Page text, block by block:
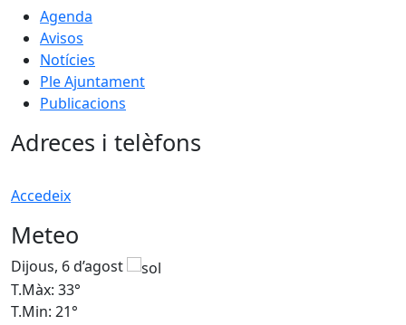
Agenda
Avisos
Notícies
Ple Ajuntament
Publicacions
Adreces i telèfons
Accedeix
Meteo
Dijous, 6 d’agost
T.Màx: 33°
T.Min: 21°